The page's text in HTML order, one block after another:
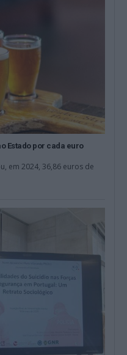
Estado por cada euro
em 2024, 36,86 euros de